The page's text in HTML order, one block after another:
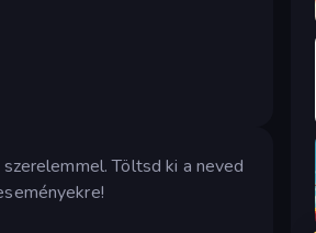
Töltsd ki a neved